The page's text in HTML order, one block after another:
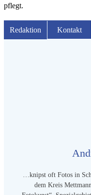
pflegt.
Redaktion Kontakt
…knipst oft Fotos in
dem Kreis